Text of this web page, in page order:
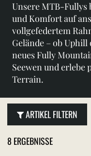
Unsere MTB-
und Komfort auf
vollgefedertem
Gelände – ob
neues Fully
Seewen und erlebe
Terrain.
ARTIKEL FILTERN
8 ERGEBNISSE